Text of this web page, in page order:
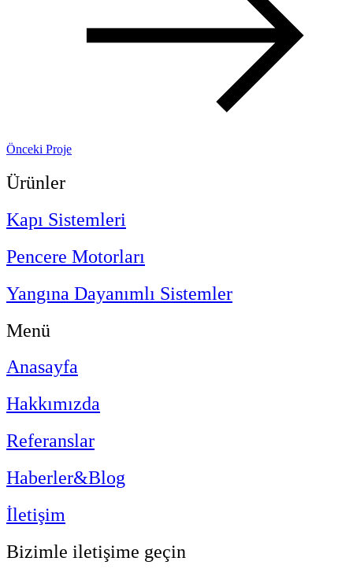
Önceki Proje
Ürünler
Kapı Sistemleri
Pencere Motorları
Yangına Dayanımlı Sistemler
Menü
Anasayfa
Hakkımızda
Referanslar
Haberler&Blog
İletişim
Bizimle iletişime geçin